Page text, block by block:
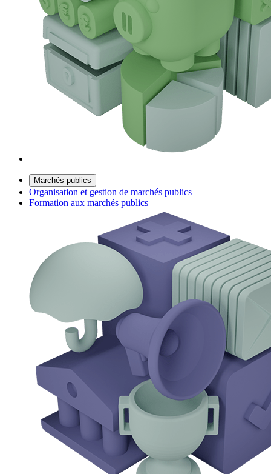
Marchés publics
Organisation et gestion de marchés publics
Formation aux marchés publics